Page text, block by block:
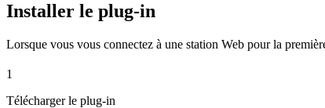
Installer le plug-in
Lorsque vous vous connectez à une station Web pour la
1
Télécharger le plug-in